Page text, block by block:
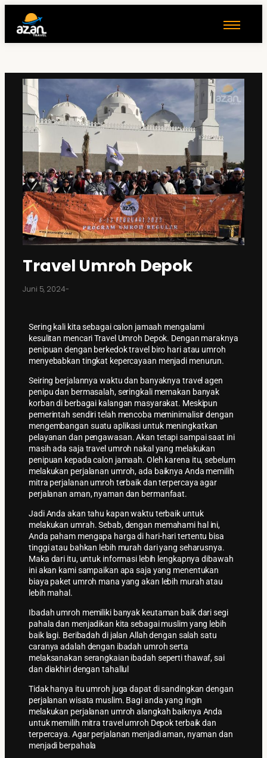
Travel Umroh Depok
Juni 5, 2024-
Sering kali kita sebagai calon jamaah mengalami
kesulitan mencari Travel Umroh Depok. Dengan maraknya
penipuan dengan berkedok travel biro hari atau umroh
menyebabkan tingkat kepercayaan menjadi menurun.
Seiring berjalannya waktu dan banyaknya travel agen
penipu dan bermasalah, seringkali memakan banyak
korban di berbagai kalangan masyarakat. Meskipun
pemerintah sendiri telah mencoba meminimalisir dengan
mengembangan suatu aplikasi untuk meningkatkan
pelayanan dan pengawasan. Akan tetapi sampai saat ini
masih ada saja travel umroh nakal yang melakukan
penipuan kepada calon jamaah. Oleh karena itu, sebelum
melakukan perjalanan umroh, ada baiknya Anda memilih
mitra perjalanan umroh terbaik dan terpercaya agar
perjalanan aman, nyaman dan bermanfaat.
Jadi Anda akan tahu kapan waktu terbaik untuk
melakukan umrah. Sebab, dengan memahami hal ini,
Anda paham mengapa harga di hari-hari tertentu bisa
tinggi atau bahkan lebih murah dari yang seharusnya.
Maka dari itu, untuk informasi lebih lengkapnya dibawah
ini akan kami sampaikan apa saja yang menentukan
biaya paket umroh mana yang akan lebih murah atau
lebih mahal.
Ibadah umroh memiliki banyak keutaman baik dari segi
pahala dan menjadikan kita sebagai muslim yang lebih
baik lagi. Beribadah di jalan Allah dengan salah satu
caranya adalah dengan ibadah umroh serta
melaksanakan serangkaian ibadah seperti thawaf, sai
dan diakhiri dengan tahallul
Tidak hanya itu umroh juga dapat di sandingkan dengan
perjalanan wisata muslim. Bagi anda yang ingin
melakukan perjalanan umroh alangkah baiknya Anda
untuk memilih mitra travel umroh Depok terbaik dan
terpercaya. Agar perjalanan menjadi aman, nyaman dan
menjadi berpahala